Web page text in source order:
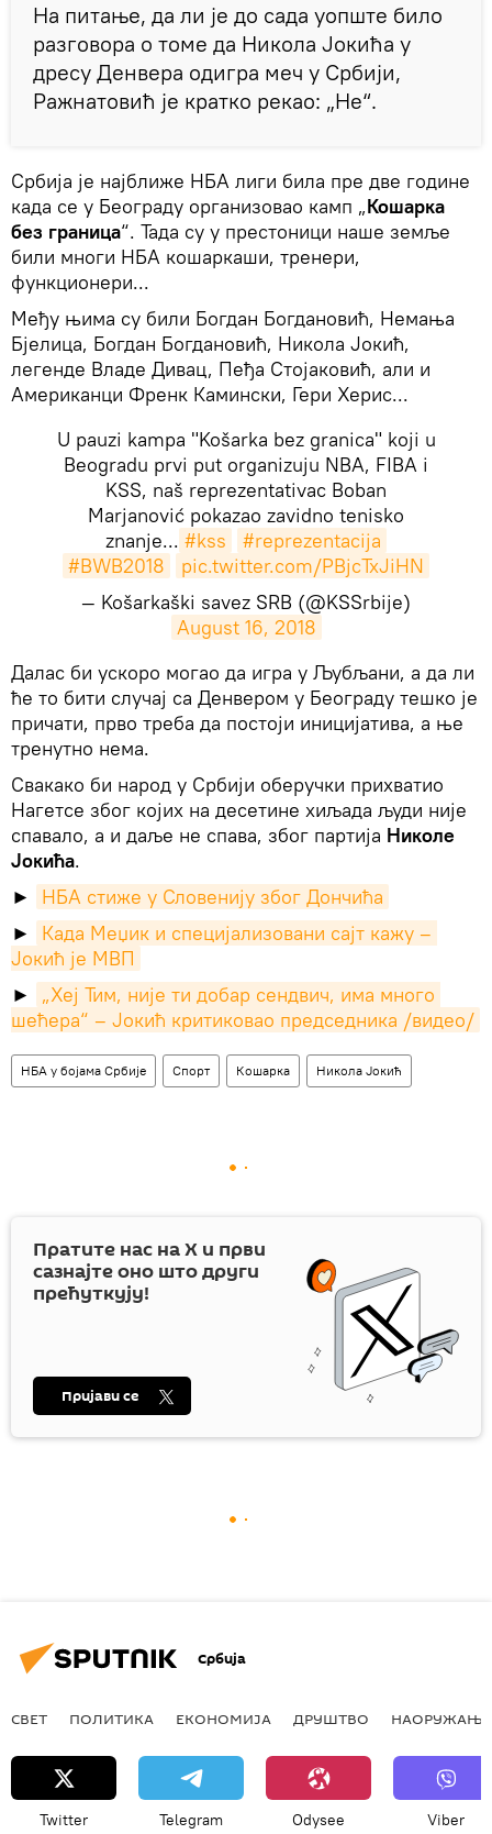
На питање, да ли је до сада уопште било
разговора о томе да Никола Јокића у
дресу Денвера одигра меч у Србији,
Ражнатовић је кратко рекао: „Не“.
Србија је најближе НБА лиги била пре две године
када се у Београду организовао камп „Кошарка
без граница“. Тада су у престоници наше земље
били многи НБА кошаркаши, тренери,
функционери...
Међу њима су били Богдан Богдановић, Немања
Бјелица, Богдан Богдановић, Никола Јокић,
легенде Владе Дивац, Пеђа Стојаковић, али и
Американци Френк Камински, Гери Херис...
U pauzi kampa "Košarka bez granica" koji u
Beogradu prvi put organizuju NBA, FIBA i
KSS, naš reprezentativac Boban
Marjanović pokazao zavidno tenisko
znanje... #kss
#reprezentacija
#BWB2018
pic.twitter.com/PBjcTxJiHN
— Košarkaški savez SRB (@KSSrbije)
August 16, 2018
Далас би ускоро могао да игра у Љубљани, а да ли
ће то бити случај са Денвером у Београду тешко је
причати, прво треба да постоји иницијатива, а ње
тренутно нема.
Свакако би народ у Србији оберучки прихватио
Нагетсе због којих на десетине хиљада људи није
спавало, а и даље не спава, због партија Николе
Јокића.
►
НБА стиже у Словенију због Дончића
►
Када Меџик и специјализовани сајт кажу –
Јокић је МВП
►
„Хеј Тим, није ти добар сендвич, има много
шећера“ – Јокић критиковао председника /видео/
НБА у бојама Србије Спорт Кошарка Никола Јокић
Пратите нас наX и први
сазнајте оно што други
прећуткују!
Пријави се
Србија
СВЕТ ПОЛИТИКА ЕКОНОМИЈА ДРУШТВО НАОРУЖАЊЕ
Twitter Telegram Odysee Viber